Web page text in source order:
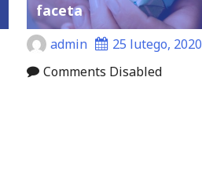
faceta
admin
25 lutego, 2020
Comments Disabled